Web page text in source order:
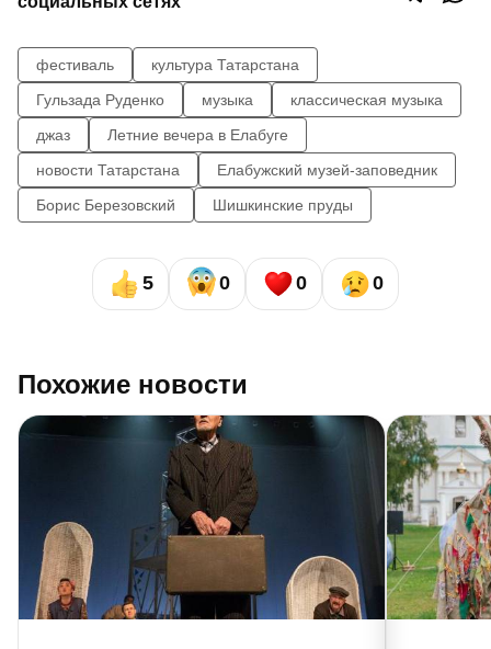
фестиваль
культура Татарстана
Гульзада Руденко
музыка
классическая музыка
джаз
Летние вечера в Елабуге
новости Татарстана
Елабужский музей-заповедник
Борис Березовский
Шишкинские пруды
5 0 0 0
Похожие новости